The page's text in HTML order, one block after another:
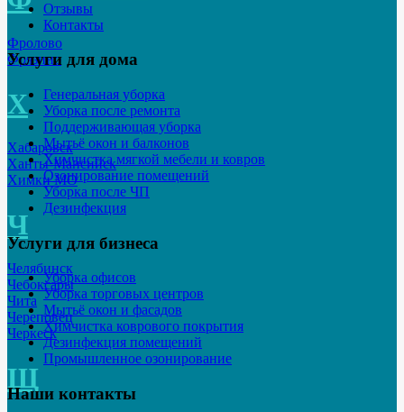
Фролово
Фрязино
Х
Хабаровск
Ханты-Мансийск
Химки МО
Ч
Челябинск
Чебоксары
Чита
Череповец
Черкеск
Щ
Отзывы
Контакты
Услуги для дома
Генеральная уборка
Уборка после ремонта
Поддерживающая уборка
Мытьё окон и балконов
Химчистка мягкой мебели и ковров
Озонирование помещений
Уборка после ЧП
Дезинфекция
Услуги для бизнеса
Уборка офисов
Уборка торговых центров
Мытьё окон и фасадов
Химчистка коврового покрытия
Дезинфекция помещений
Промышленное озонирование
Наши контакты